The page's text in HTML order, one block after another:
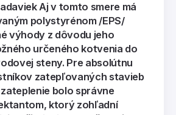
Aj v tomto smere má
polystyrénom /EPS/
výhody z dôvodu jeho
určeného kotvenia do
steny. Pre absolútnu
zatepľovaných stavieb
bolo správne
ktorý zohľadní